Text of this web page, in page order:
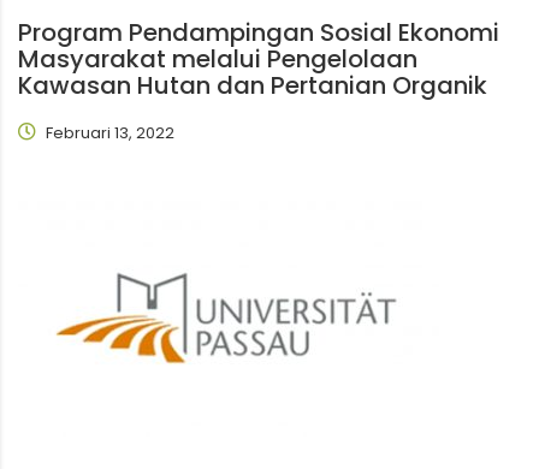
Program Pendampingan Sosial Ekonomi
Masyarakat melalui Pengelolaan
Kawasan Hutan dan Pertanian Organik
Februari 13, 2022